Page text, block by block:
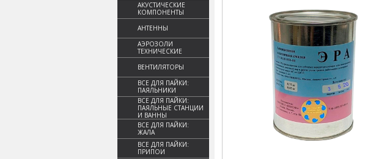
АКУСТИЧЕСКИЕ
КОМПОНЕНТЫ
АНТЕННЫ
АЭРОЗОЛИ
ТЕХНИЧЕСКИЕ
ВЕНТИЛЯТОРЫ
ВСЕ ДЛЯ ПАЙКИ:
ПАЯЛЬНИКИ
ВСЕ ДЛЯ ПАЙКИ:
ПАЯЛЬНЫЕ СТАНЦИИ
И ВАННЫ
ВСЕ ДЛЯ ПАЙКИ:
ЖАЛА
ВСЕ ДЛЯ ПАЙКИ:
ПРИПОИ